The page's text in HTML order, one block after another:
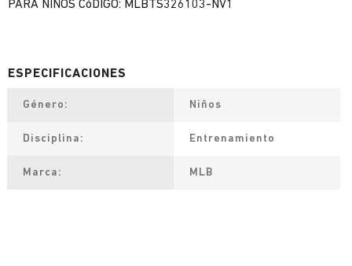
PARA NIÑOS CóDIGO: MLBTS326103-NV1
Género Niños
Disciplina Entrenamiento
Marca MLB